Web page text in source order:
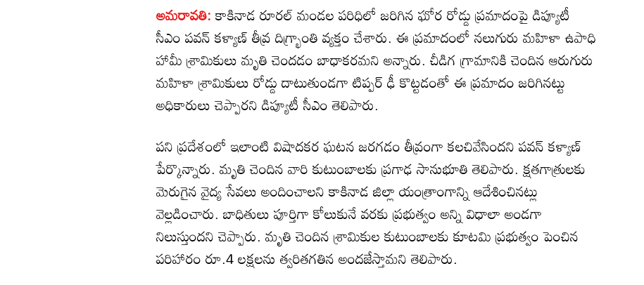
అమరావతి:కాకినాడ రూరల్ మండల పరిధిలో జరిగిన ఘోర రోడ్డు ప్రమాదంపై డిప్యూటీ
సీఎం పవన్ కళ్యాణ్ తీవ్ర దిగ్భ్రాంతి వ్యక్తం చేశారు. ఈ ప్రమాదంలో నలుగురు మహిళా ఉపాధి
హామీ శ్రామికులు మృతి చెందడం బాధాకరమని అన్నారు. చీడిగ గ్రామానికి చెందిన ఆరుగురు
మహిళా శ్రామికులు రోడ్డు దాటుతుండగా టిప్పర్ ఢీ కొట్టడంతో ఈ ప్రమాదం జరిగినట్టు
అధికారులు చెప్పారని డిప్యూటీ సీఎం తెలిపారు.
పని ప్రదేశంలో ఇలాంటి విషాదకర ఘటన జరగడం తీవ్రంగా కలచివేసిందని పవన్ కళ్యాణ్
పేర్కొన్నారు. మృతి చెందిన వారి కుటుంబాలకు ప్రగాఢ సానుభూతి తెలిపారు. క్షతగాత్రులకు
మెరుగైన వైద్య సేవలు అందించాలని కాకినాడ జిల్లా యంత్రాంగాన్ని ఆదేశించినట్లు
వెల్లడించారు. బాధితులు పూర్తిగా కోలుకునే వరకు ప్రభుత్వం అన్ని విధాలా అండగా
నిలుస్తుందని చెప్పారు. మృతి చెందిన శ్రామికుల కుటుంబాలకు కూటమి ప్రభుత్వం పెంచిన
పరిహారం రూ.4 లక్షలను త్వరితగతిన అందజేస్తామని తెలిపారు.